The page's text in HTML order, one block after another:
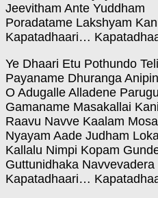
Jeevitham Ante Yuddham
Poradatame Lakshyam
Kapatadhaari…
Ye Dhaari Etu Pothundo
Payaname Dhuranga
O Adugalle Alladene
Gamaname Masakallai
Raavu Navve Kaalam
Nyayam Aade Judham
Kallalu Nimpi Kopam
Guttunidhaka Navvevadera
Kapatadhaari…